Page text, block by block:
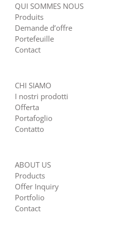
QUI SOMMES NOUS
Produits
Demande d’offre
Portefeuille
Contact
CHI SIAMO
I nostri prodotti
Offerta
Portafoglio
Contatto
ABOUT US
Products
Offer Inquiry
Portfolio
Contact